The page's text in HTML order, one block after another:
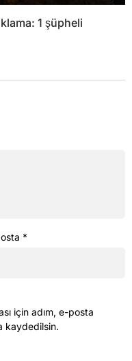
1 şüpheli
*
için adım, e-posta
kaydedilsin.